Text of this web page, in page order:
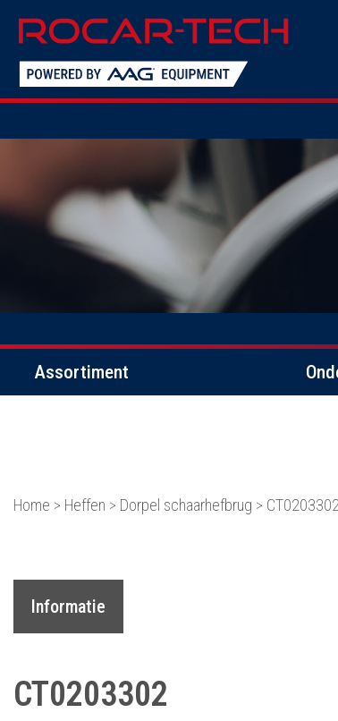
Assortiment
Home > Heffen > Dorpel schaarhefbrug > CT0203302
Informatie
CT0203302